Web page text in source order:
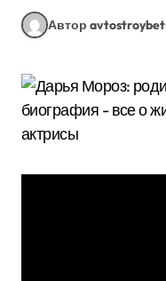
Автор avtostroybet